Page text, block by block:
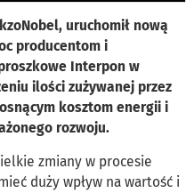
uruchomił nową
producentom i
Interpon w
ilości zużywanej przez
kosztom energii i
rozwoju.
zmiany w procesie
duży wpływ na wartość i